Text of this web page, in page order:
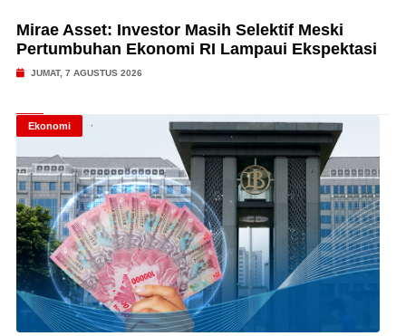
Mirae Asset: Investor Masih Selektif Meski
Pertumbuhan Ekonomi RI Lampaui Ekspektasi
JUMAT, 7 AGUSTUS 2026
Ekonomi